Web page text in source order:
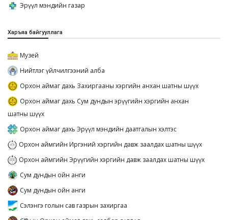
Эрүүл мэндийн газар
Харъяа байгууллага
Музей
Нийтлэг үйлчилгээний алба
Орхон аймаг дахь Захиргааны хэргийн анхан шатны шүүх
Орхон аймаг дахь Сум дундын эрүүгийн хэргийн анхан
шатны шүүх
Орхон аймаг дахь Эрүүл мэндийн даатгалын хэлтэс
Орхон аймгийн Иргэний хэргийн давж заалдах шатны шүүх
Орхон аймгийн Эрүүгийн хэргийн давж заалдах шатны шүүх
Сум дундын ойн анги
Сум дундын ойн анги
Сэлэнгэ голын сав газрын захиргаа